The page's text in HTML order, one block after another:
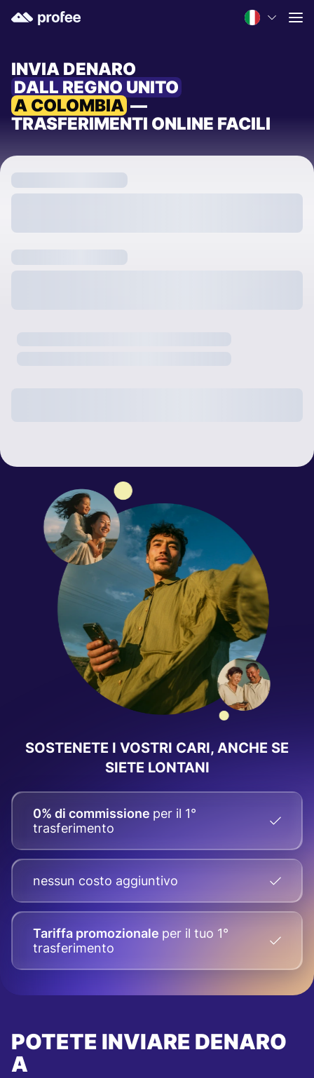
INVIA DENARO
DALL REGNO UNITO
A COLOMBIA —
TRASFERIMENTI ONLINE FACILI
SOSTENETE I VOSTRI CARI, ANCHE SE
SIETE LONTANI
0% di commissione per il 1°
trasferimento
nessun costo aggiuntivo
Tariffa promozionale per il tuo 1°
trasferimento
POTETE INVIARE DENARO
A